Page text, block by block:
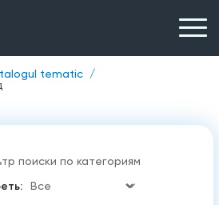
tematic
поиски по категориям